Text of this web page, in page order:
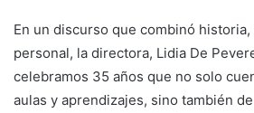
En un discurso que combinó
personal, la directora, Lidia De
celebramos 35 años que no solo
aulas y aprendizajes, sino también